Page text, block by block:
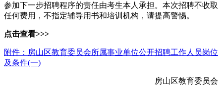
参加下一步招聘程序的责任由考生本人承担。本次招聘不收取
任何费用，不指定辅导用书和培训机构，请提高警惕。
点击查看>>>
附件：房山区教育委员会所属事业单位公开招聘工作人员岗位
及条件(一)
房山区教育委员会